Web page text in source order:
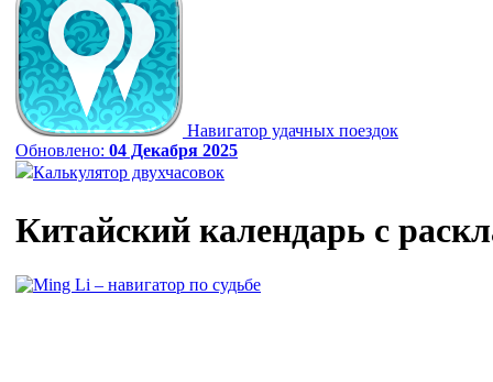
Навигатор удачных поездок
Обновлено: 04 Декабря 2025
Калькулятор двухчасовок
Китайский календарь с